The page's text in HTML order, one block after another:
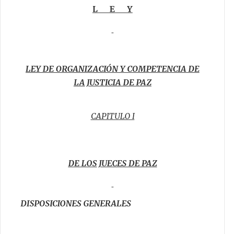
L E Y
LEY DE ORGANIZACIÓN Y COMPETENCIA DE
LA JUSTICIA DE PAZ
CAPITULO I
DE LOS JUECES DE PAZ
DISPOSICIONES GENERALES